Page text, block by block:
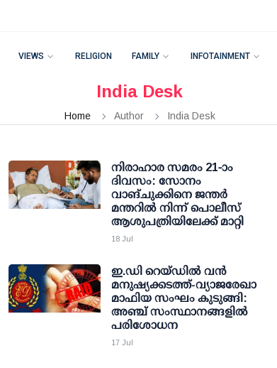
VIEWS RELIGION FAMILY INFOTAINMENT
India Desk
Home Author India Desk
നിരാഹാര സമരം 21-ാം
ദിവസം: സോനം
വാങ്ചുക്കിനെ ജന്തര്‍
മന്തറില്‍ നിന്ന് പൊലീസ്
ആശുപത്രിയിലേക്ക് മാറ്റി
18 Jul
ഇ.ഡി റെയ്ഡില്‍ വന്‍
മനുഷ്യക്കടത്ത്-വ്യാജരേഖാ
മാഫിയ സംഘം കുടുങ്ങി:
അഞ്ച് സംസ്ഥാനങ്ങളില്‍
പരിശോധന
17 Jul